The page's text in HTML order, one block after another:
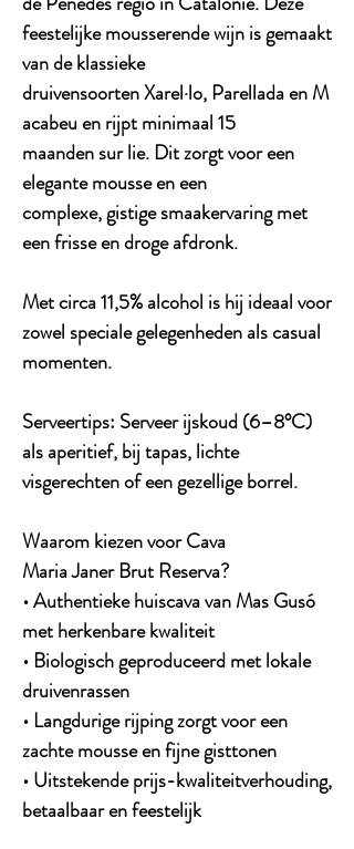
feestelijke mousserende wijn is gemaakt
van de klassieke
druivensoorten Xarel·lo, Parellada en M
acabeu en rijpt minimaal 15
maanden sur lie. Dit zorgt voor een
elegante mousse en een
complexe, gistige smaakervaring met
een frisse en droge afdronk.
Met circa 11,5% alcohol is hij ideaal voor
zowel speciale gelegenheden als casual
momenten.
Serveertips: Serveer ijskoud (6–8°C)
als aperitief, bij tapas, lichte
visgerechten of een gezellige borrel.
Waarom kiezen voor Cava
Maria Janer Brut Reserva?
• Authentieke huiscava van Mas Gusó
met herkenbare kwaliteit
• Biologisch geproduceerd met lokale
druivenrassen
• Langdurige rijping zorgt voor een
zachte mousse en fijne gisttonen
• Uitstekende prijs-kwaliteitverhouding,
betaalbaar en feestelijk